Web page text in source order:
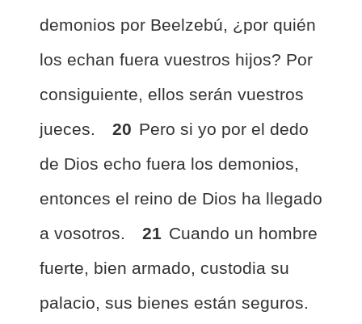
demonios por Beelzebú, ¿por quién
los echan fuera vuestros hijos? Por
consiguiente, ellos serán vuestros
jueces.
20 Pero si yo por el dedo
de Dios echo fuera los demonios,
entonces el reino de Dios ha llegado
a vosotros.
21 Cuando un hombre
fuerte, bien armado, custodia su
palacio, sus bienes están seguros.